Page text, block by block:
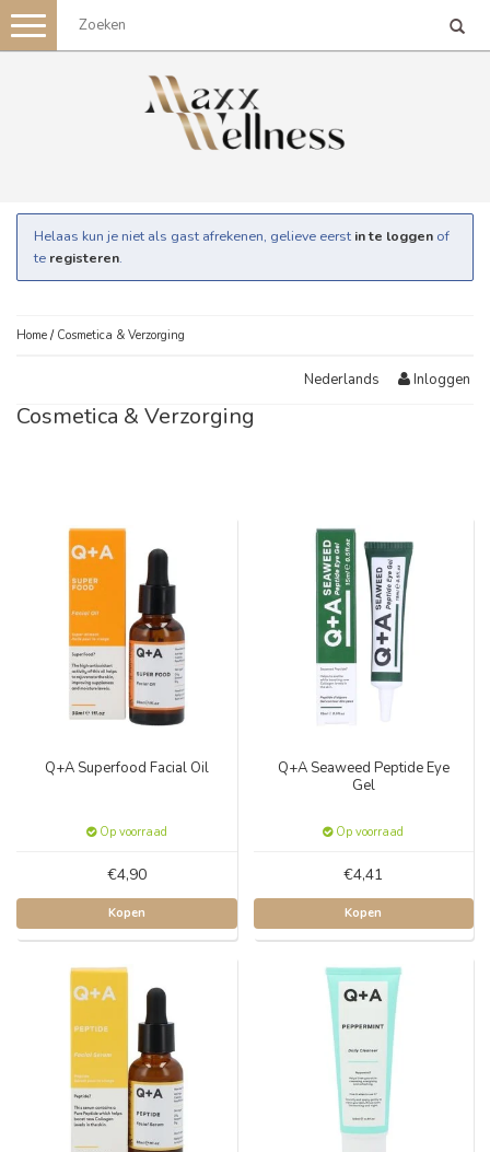
Toggle
navigation
Helaas kun je niet als gast afrekenen, gelieve eerst in te loggen of
te registeren.
Home / Cosmetica & Verzorging
Nederlands Inloggen
Cosmetica & Verzorging
Q+A Superfood Facial Oil
Op voorraad
€4,90
Kopen
Q+A Seaweed Peptide Eye
Gel
Op voorraad
€4,41
Kopen